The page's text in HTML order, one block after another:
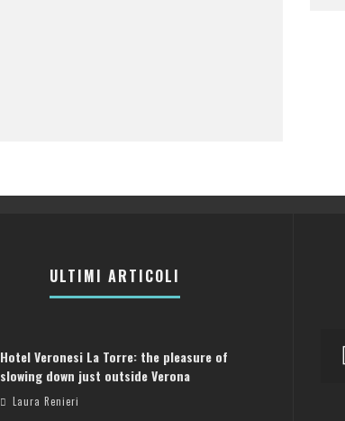
ULTIMI ARTICOLI
Hotel Veronesi La Torre: the pleasure of
slowing down just outside Verona
Laura Renieri